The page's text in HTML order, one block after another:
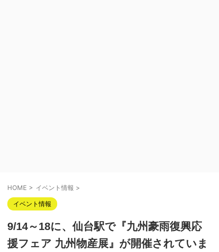
HOME > イベント情報 >
イベント情報
9/14～18に、仙台駅で『九州豪雨復興応
援フェア 九州物産展』が開催されていま